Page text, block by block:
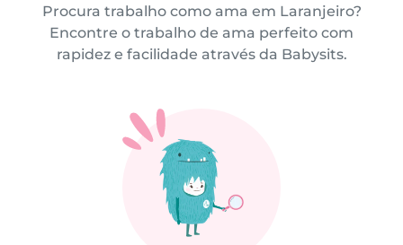
Procura trabalho como ama em Laranjeiro?
Encontre o trabalho de ama perfeito com
rapidez e facilidade através da Babysits.